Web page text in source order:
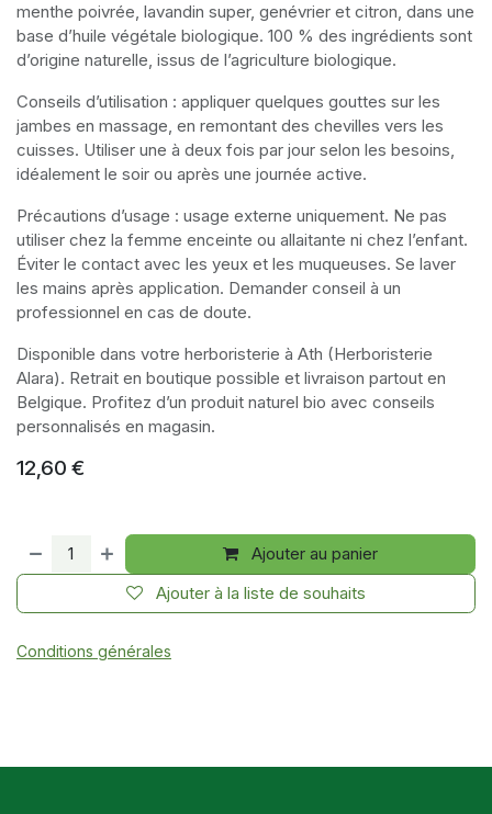
menthe poivrée, lavandin super, genévrier et citron, dans une
base d’huile végétale biologique. 100 % des ingrédients sont
d’origine naturelle, issus de l’agriculture biologique.
Conseils d’utilisation : appliquer quelques gouttes sur les
jambes en massage, en remontant des chevilles vers les
cuisses. Utiliser une à deux fois par jour selon les besoins,
idéalement le soir ou après une journée active.
Précautions d’usage : usage externe uniquement. Ne pas
utiliser chez la femme enceinte ou allaitante ni chez l’enfant.
Éviter le contact avec les yeux et les muqueuses. Se laver
les mains après application. Demander conseil à un
professionnel en cas de doute.
Disponible dans votre herboristerie à Ath (Herboristerie
Alara). Retrait en boutique possible et livraison partout en
Belgique. Profitez d’un produit naturel bio avec conseils
personnalisés en magasin.
12,60 €
Ajouter au panier
Ajouter à la liste de souhaits
Conditions générales